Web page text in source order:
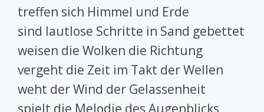
treffen sich Himmel und Erde
sind lautlose Schritte in Sand gebettet
weisen die Wolken die Richtung
vergeht die Zeit im Takt der Wellen
weht der Wind der Gelassenheit
spielt die Melodie des Augenblicks